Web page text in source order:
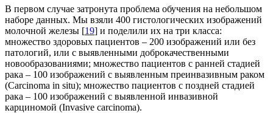
В первом случае затронута проблема обучения на небольшом
наборе данных. Мы взяли 400 гистологических изображений
молочной железы [19] и поделили их на три класса:
множество здоровых пациентов – 200 изображений или без
патологий, или с выявленными доброкачественными
новообразованиями; множество пациентов с ранней стадией
рака – 100 изображений с выявленным преинвазивным раком
(Carcinoma in situ); множество пациентов с поздней стадией
рака – 100 изображений с выявленной инвазивной
карциномой (Invasive carcinoma).